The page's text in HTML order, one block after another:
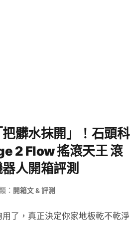
髒水抹開」！石頭科
2 Flow 搖滾天王 滾
人開箱評測
： 開箱文 & 評測
了，真正決定你家地板乾不乾淨